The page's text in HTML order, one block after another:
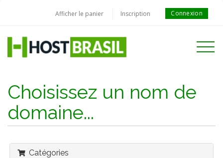
Afficher le panier Inscription Connexion
Toggle
Choisissez un nom de
domaine...
Catégories